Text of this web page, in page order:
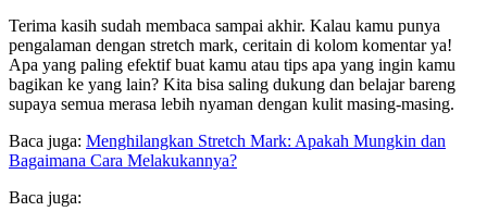
Terima kasih sudah membaca sampai akhir. Kalau kamu punya
pengalaman dengan stretch mark, ceritain di kolom komentar ya!
Apa yang paling efektif buat kamu atau tips apa yang ingin kamu
bagikan ke yang lain? Kita bisa saling dukung dan belajar bareng
supaya semua merasa lebih nyaman dengan kulit masing-masing.
Baca juga: Menghilangkan Stretch Mark: Apakah Mungkin dan
Bagaimana Cara Melakukannya?
Baca juga: